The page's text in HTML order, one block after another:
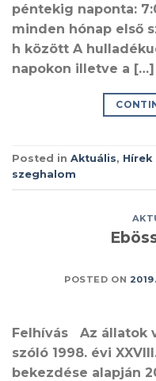
péntekig naponta:
minden hónap első
h között A
napokon illetve a […]
Posted in Aktuális, Hírek
szeghalom
POSTED ON
Felhívás Az állatok
szóló 1998. évi
bekezdése alapján